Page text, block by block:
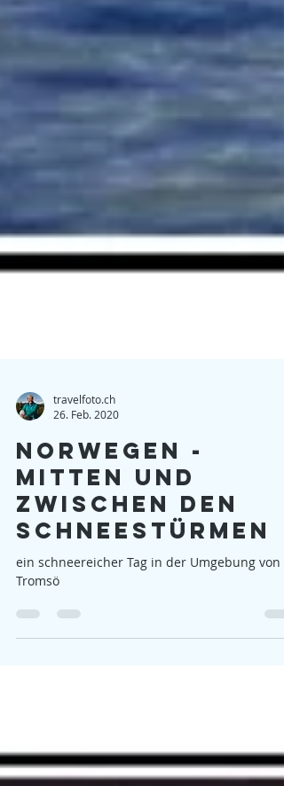
travelfoto.ch
26. Feb. 2020
Norwegen -
Mitten und
zwischen den
Schneestürmen
ein schneereicher Tag in der Umgebung von